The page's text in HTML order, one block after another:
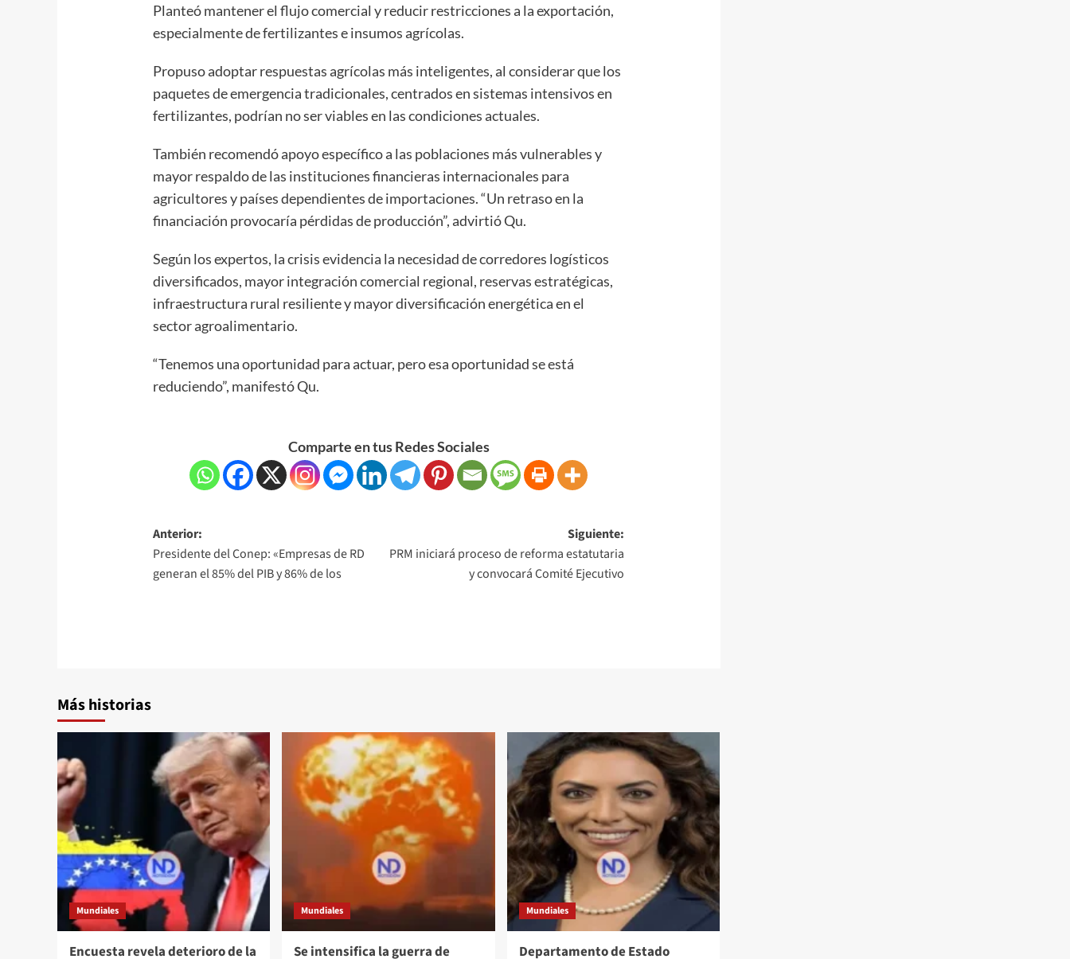
Planteó mantener el flujo comercial y reducir restricciones a la exportación,
especialmente de fertilizantes e insumos agrícolas.
Propuso adoptar respuestas agrícolas más inteligentes, al considerar que los
paquetes de emergencia tradicionales, centrados en sistemas intensivos en
fertilizantes, podrían no ser viables en las condiciones actuales.
También recomendó apoyo específico a las poblaciones más vulnerables y
mayor respaldo de las instituciones financieras internacionales para
agricultores y países dependientes de importaciones. “Un retraso en la
financiación provocaría pérdidas de producción”, advirtió Qu.
Según los expertos, la crisis evidencia la necesidad de corredores logísticos
diversificados, mayor integración comercial regional, reservas estratégicas,
infraestructura rural resiliente y mayor diversificación energética en el
sector agroalimentario.
“Tenemos una oportunidad para actuar, pero esa oportunidad se está
reduciendo”, manifestó Qu.
Comparte en tus Redes Sociales
Anterior:
Presidente del Conep: «Empresas de RD
generan el 85% del PIB y 86% de los
Siguiente:
PRM iniciará proceso de reforma estatutaria
y convocará Comité Ejecutivo
Más historias
Mundiales
Encuesta revela deterioro de la
Mundiales
Se intensifica la guerra de
Mundiales
Departamento de Estado